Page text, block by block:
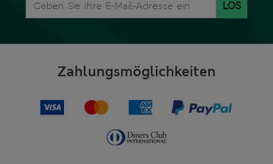
LOS
Zahlungsmöglichkeiten